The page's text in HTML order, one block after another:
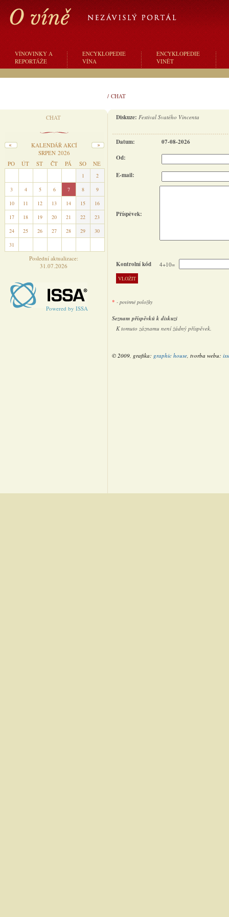
VÍNOVINKY A
REPORTÁŽE
ENCYKLOPEDIE
VÍNA
ENCYKLOPEDIE
VINĚT
/ CHAT
CHAT
KALENDÁŘ AKCÍ
SRPEN 2026
PO
ÚT ST ČT PÁ SO NE
1
2
3
4 5 6 7 8
9
10
11 12 13 14 15
16
17
18 19 20 21 22
23
24
25 26 27 28 29
30
31
Poslední aktualizace:
31.07.2026
Powered by ISSA
Diskuze: Festival Svatého Vincenta
Datum:
07-08-2026
Od:
E-mail:
Příspěvek:
Kontrolní kód 4+10=
* - povinné položky
Seznam příspěvků k diskuzi
K tomuto záznamu není žádný příspěvek.
© 2009, grafika: graphic house, tvorba webu: